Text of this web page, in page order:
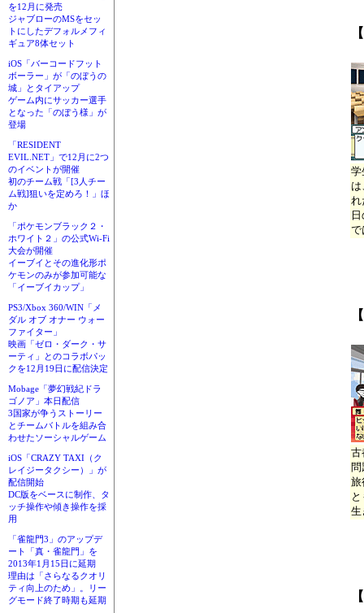
を12月に発売
ジャブローのMSをセッ
トにしたデフォルメフィ
ギュア8体セット
iOS「バーコードフット
ボーラー」が「のぼうの
城」とタイアップ
ゲーム内にサッカー選手
となった「のぼう様」が
登場
「RESIDENT
EVIL.NET」で12月に2つ
のイベントが開催
初のチーム戦「[3人チー
ム戦]狙いを定めろ！」ほ
か
「ポケモンブラック２・
ホワイト２」の公式Wi-Fi
大会が開催
イーブイとその進化形ポ
ケモンのみが参加可能な
「イーブイカップ」
PS3/Xbox 360/WIN「メ
ダル オブ オナー ウォー
ファイター」
映画「ゼロ・ダーク・サ
ーティ」とのコラボパッ
クを12月19日に配信決定
Mobage「夢幻戦紀ドラ
ゴノア」本日配信
3国家が争うストーリー
とチームバトルを組み合
わせたソーシャルゲーム
iOS「CRAZY TAXI（ク
レイジータクシー）」が
配信開始
DC版をベースに制作、タ
ッチ操作や傾き操作を採
用
「雀龍門3」のアップデ
ート「真・雀龍門」を
2013年1月15日に延期
理由は「さらなるクオリ
ティ向上のため」。リー
グモード終了時期も延期
学
れ
で
古
旅
生